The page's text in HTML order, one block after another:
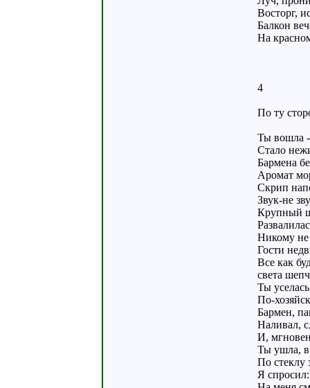
Восторг,
Балкон
На
4
По ту
Ты вошла -
Стало
Бармена
Аромат
Скрип
Звук-не
Крупный
Никому не
Гости
Все как
света
Ты
По-
Бармен,
Наливал,
И,
Ты ушла, в
По стеклу
Я спросил: